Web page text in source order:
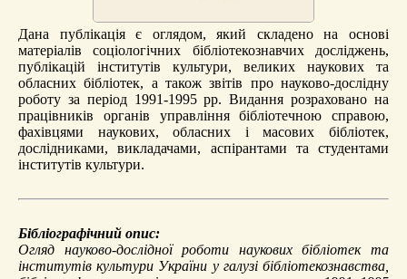
Дана публікація є оглядом, який складено на основі
матеріалів соціологічних бібліотекознавчих досліджень,
публікацій інститутів культури, великих наукових та
обласних бібліотек, а також звітів про науково-дослідну
роботу за період 1991-1995 рр. Видання розраховано на
працівників органів управління бібліотечною справою,
фахівцями наукових, обласних і масових бібліотек,
дослідниками, викладачами, аспірантами та студентами
інститутів культури.
Бібліографічний опис:
Огляд науково-дослідної роботи наукових бібліотек та
інститутів культури України у галузі бібліотекознавства,